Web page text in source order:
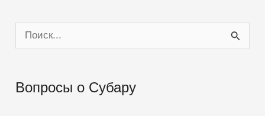
о
с
Вопросы о Субару